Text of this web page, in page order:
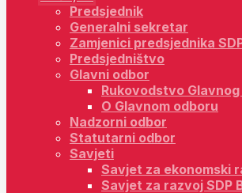
Predsjednik
Generalni sekretar
Zamjenici predsjednika
Predsjedništvo
Glavni odbor
Rukovodstvo
O Glavnom odboru
Nadzorni odbor
Statutarni odbor
Savjeti
Savjet za ekonomski
Savjet za razvoj SDP